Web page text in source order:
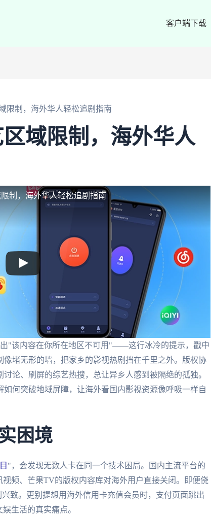
客户端下载
限制，海外华人轻松追剧指南
域限制，海外华人
制，海外华人轻松追剧指南
"该内容在你所在地区不可用"——这行冰冷的提示，戳中
堵无形的墙，把家乡的影视热剧挡在千里之外。版权协
论、刷屏的综艺热搜，总让异乡人感到被隔绝的孤独。
何突破地域屏障，让海外看国内影视资源像呼吸一样自
困境
"，会发现无数人卡在同一个技术困局。国内主流平台的
频、芒果TV的版权内容库对海外用户直接关闭。即便侥
致。更别提想用海外信用卡充值会员时，支付页面跳出
生活的真实痛点。